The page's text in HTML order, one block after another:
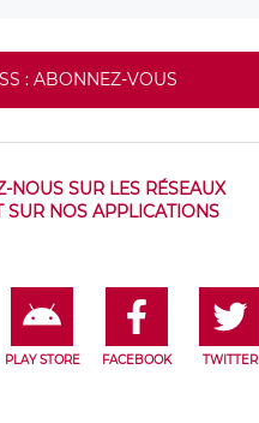
: ABONNEZ-VOUS
NOUS SUR LES RÉSEAUX
SUR NOS APPLICATIONS
PLAY STORE FACEBOOK TWITTER